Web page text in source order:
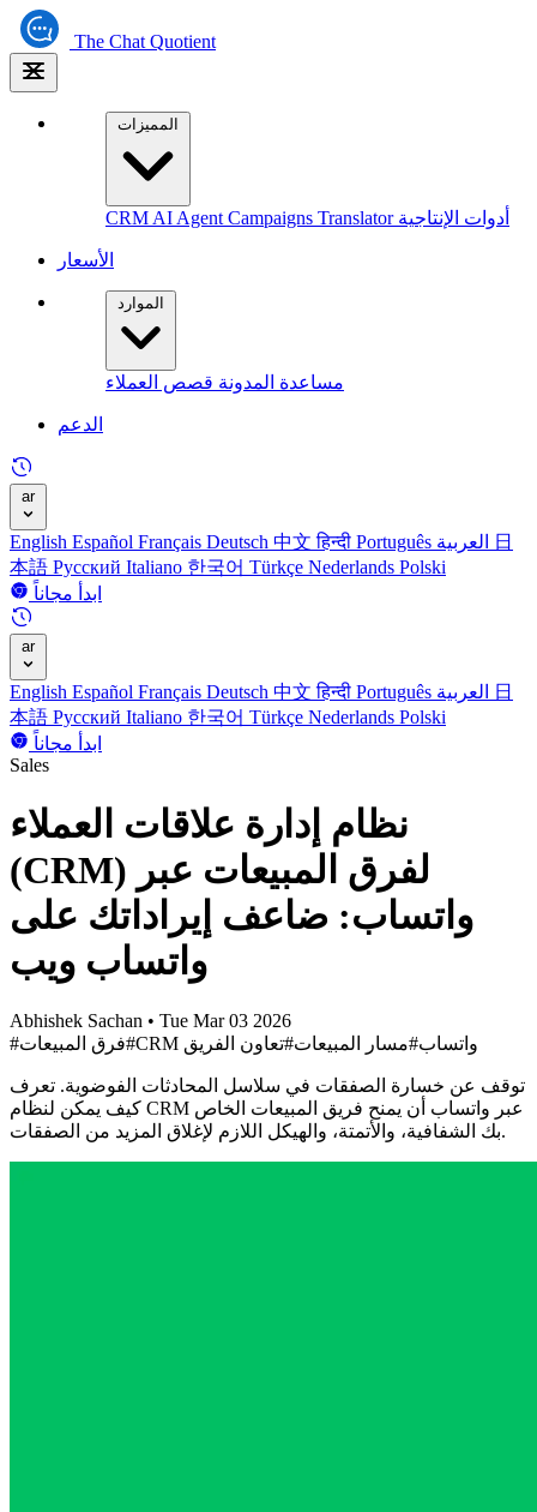
The Chat Quotient
المميزات
CRM AI Agent Campaigns Translator أدوات الإنتاجية
الأسعار
الموارد
مساعدة المدونة قصص العملاء
الدعم
ar
English Español Français Deutsch 中文हिन्दी Português
日
本語 Русский Italiano 한국어 Türkçe Nederlands Polski
ابدأ مجاناً
ar
English Español Français Deutsch 中文हिन्दी Português
日
本語 Русский Italiano 한국어 Türkçe Nederlands Polski
ابدأ مجاناً
Sales
نظام إدارة علاقات العملاء
(CRM) لفرق المبيعات عبر
واتساب: ضاعف إيراداتك على
واتساب ويب
Abhishek Sachan • Tue Mar 03 2026
#فرق المبيعات
#CRM واتساب#مسار المبيعات#تعاون الفريق
توقف عن خسارة الصفقات في سلاسل المحادثات الفوضوية. تعرف
كيف يمكن لنظام CRM عبر واتساب أن يمنح فريق المبيعات الخاص
بك الشفافية، والأتمتة، والهيكل اللازم لإغلاق المزيد من الصفقات.